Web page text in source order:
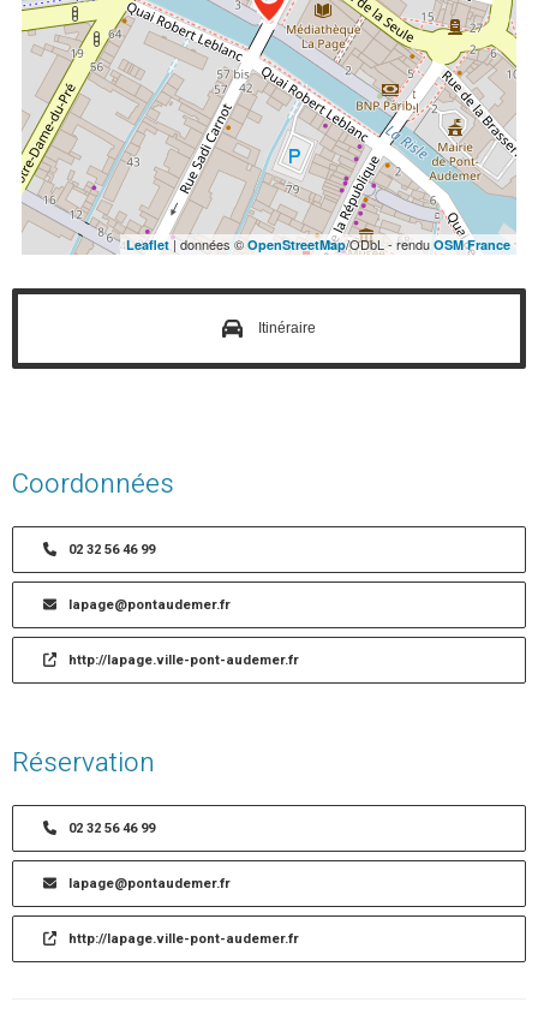
Leaflet| données © OpenStreetMap/ODbL - rendu OSM France
Itinéraire
Coordonnées
02 32 56 46 99
lapage@pontaudemer.fr
http://lapage.ville-pont-audemer.fr
Réservation
02 32 56 46 99
lapage@pontaudemer.fr
http://lapage.ville-pont-audemer.fr